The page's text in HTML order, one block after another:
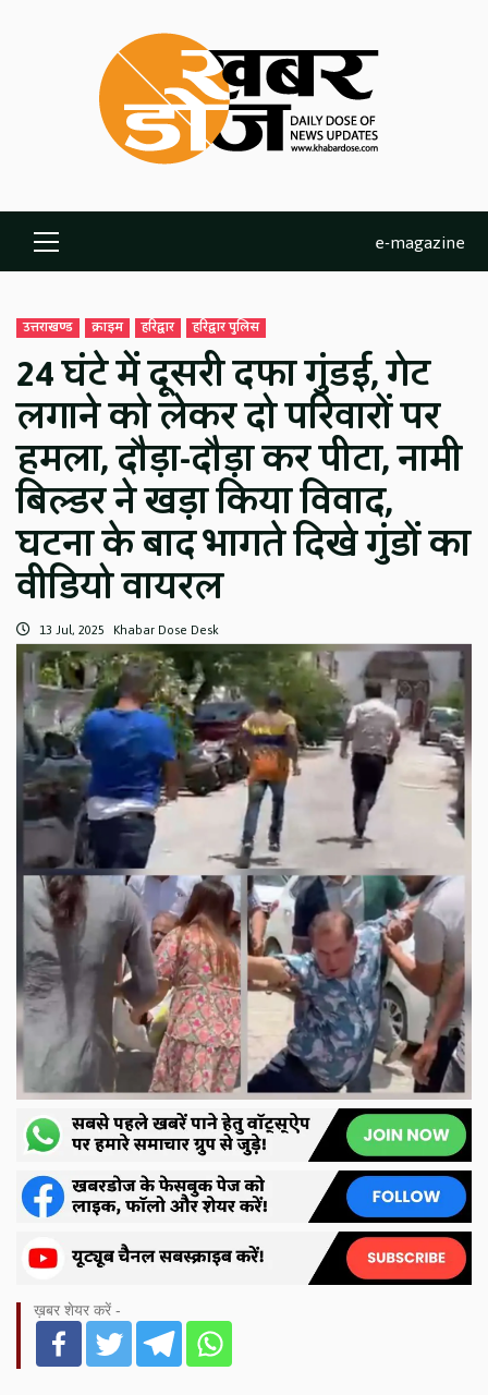
Primary
Menu
e-magazine
उत्तराखण्ड क्राइम हरिद्वार हरिद्वार पुलिस
24 घंटे में दूसरी दफा गुंडई, गेट
लगाने को लेकर दो परिवारों पर
हमला, दौड़ा-दौड़ा कर पीटा, नामी
बिल्डर ने खड़ा किया विवाद,
घटना के बाद भागते दिखे गुंडों का
वीडियो वायरल
13 Jul, 2025 Khabar Dose Desk
ख़बर शेयर करें -